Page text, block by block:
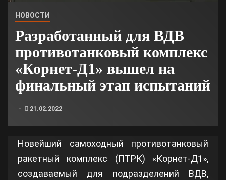
НОВОСТИ
Разработанный для ВДВ
противотанковый комплекс
«Корнет-Д1» вышел на
финальный этап испытаний
21.02.2022
Новейший самоходный противотанковый
ракетный комплекс (ПТРК) «Корнет-Д1»,
создаваемый для подразделений ВДВ,